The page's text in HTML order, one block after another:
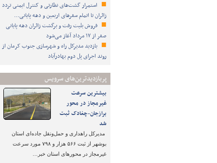
استمرار گشت‌های نظارتی و کنترل ایمنی تردد
زائران تا اتمام سفرهای اربعین و دهه پایانی…
فروش بلیت رفت و برگشت زائران دهه پایانی
صفر از ۱۷ مرداد آغاز می‌شود
بازدید مدیرکل راه و شهرسازی جنوب کرمان از
روند اجرای پل دوم بهادرآباد
پربازدیدترین‌های سرویس
بیشترین سرعت
غیرمجاز در محور
برازجان-چغادک ثبت
شد
مدیرکل راهداری و حمل‌ونقل جاده‌ای استان
بوشهر از ثبت ۵۶۶ هزار و ۷۹۸ مورد سرعت
غیرمجاز در محورهای استان خبر…